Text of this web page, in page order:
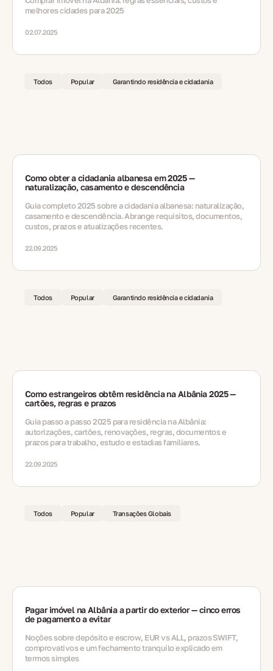
melhores cidades para 2025
02.07.2025
Todos Popular Garantindo residência e cidadania
Como obter a cidadania albanesa em 2025 —
naturalização, casamento e descendência
Guia completo 2025 sobre a cidadania albanesa: naturalização,
casamento e descendência. Abrange requisitos, documentos,
custos, prazos e atualizações recentes.
22.09.2025
Todos Popular Garantindo residência e cidadania
Como estrangeiros obtêm residência na Albânia 2025 —
cartões, regras e prazos
Guia passo a passo 2025 para residência na Albânia:
autorizações, cartões, renovações, regras, documentos e
prazos para trabalho, estudo e estadias familiares.
22.09.2025
Todos Popular Transações Globais
Pagar imóvel na Albânia a partir do exterior — cinco erros
de pagamento a evitar
Noções sobre depósito e escrow, EUR vs ALL, prazos SWIFT,
comprovativos e um fechamento tranquilo explicado em
termos simples